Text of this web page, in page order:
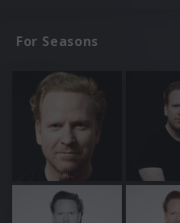
For Seasons